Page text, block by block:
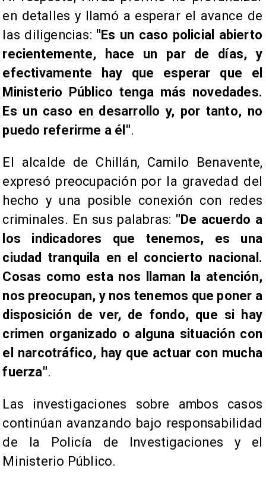
en detalles y llamó a esperar el avance de
las diligencias: "Es un caso policial abierto
recientemente, hace un par de días, y
efectivamente hay que esperar que el
Ministerio Público tenga más novedades.
Es un caso en desarrollo y, por tanto, no
puedo referirme a él".
El alcalde de Chillán, Camilo Benavente,
expresó preocupación por la gravedad del
hecho y una posible conexión con redes
criminales. En sus palabras: "De acuerdo a
los indicadores que tenemos, es una
ciudad tranquila en el concierto nacional.
Cosas como esta nos llaman la atención,
nos preocupan, y nos tenemos que poner a
disposición de ver, de fondo, que si hay
crimen organizado o alguna situación con
el narcotráfico, hay que actuar con mucha
fuerza".
Las investigaciones sobre ambos casos
continúan avanzando bajo responsabilidad
de la Policía de Investigaciones y el
Ministerio Público.